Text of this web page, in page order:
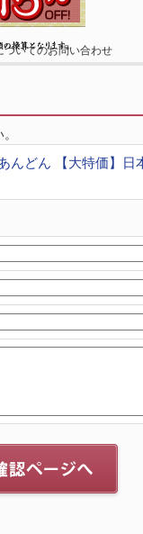
ついてのお問い合わせ
んどん 【大特価】日